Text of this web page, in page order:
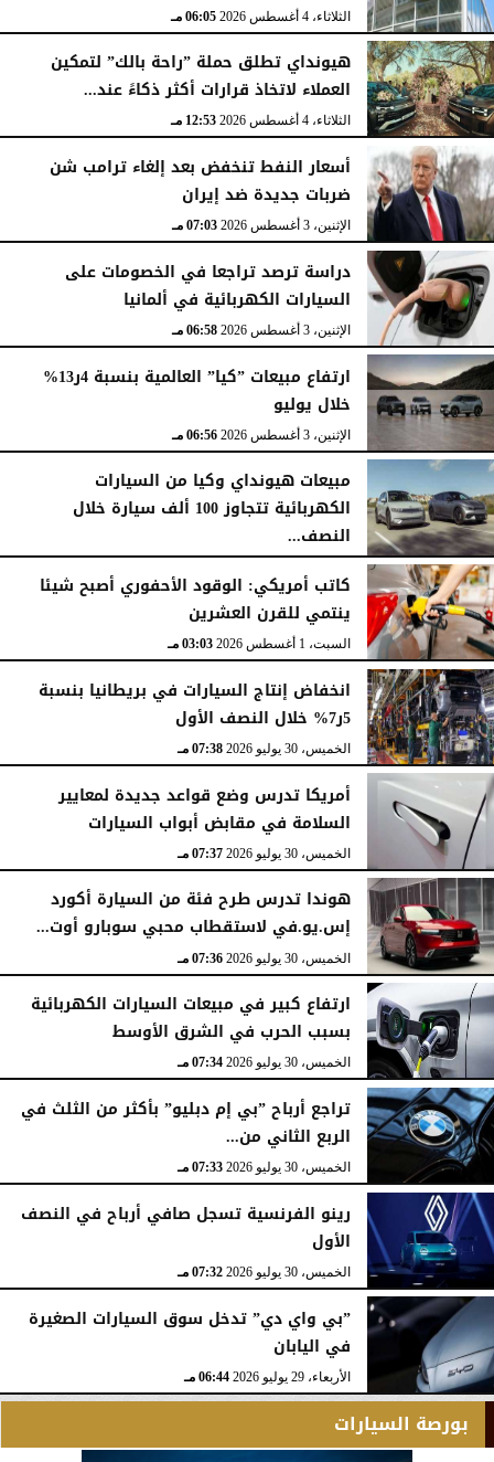
الثلاثاء، 4 أغسطس 2026 06:05 مـ
هيونداي تطلق حملة ”راحة بالك” لتمكين
العملاء لاتخاذ قرارات أكثر ذكاءً عند...
الثلاثاء، 4 أغسطس 2026 12:53 مـ
أسعار النفط تنخفض بعد إلغاء ترامب شن
ضربات جديدة ضد إيران
الإثنين، 3 أغسطس 2026 07:03 مـ
دراسة ترصد تراجعا في الخصومات على
السيارات الكهربائية في ألمانيا
الإثنين، 3 أغسطس 2026 06:58 مـ
ارتفاع مبيعات ”كيا” العالمية بنسبة 4ر13%
خلال يوليو
الإثنين، 3 أغسطس 2026 06:56 مـ
مبيعات هيونداي وكيا من السيارات
الكهربائية تتجاوز 100 ألف سيارة خلال
النصف...
الأحد، 2 أغسطس 2026 06:17 مـ
كاتب أمريكي: الوقود الأحفوري أصبح شيئا
ينتمي للقرن العشرين
السبت، 1 أغسطس 2026 03:03 مـ
انخفاض إنتاج السيارات في بريطانيا بنسبة
5ر7% خلال النصف الأول
الخميس، 30 يوليو 2026 07:38 مـ
أمريكا تدرس وضع قواعد جديدة لمعايير
السلامة في مقابض أبواب السيارات
الخميس، 30 يوليو 2026 07:37 مـ
هوندا تدرس طرح فئة من السيارة أكورد
إس.يو.في لاستقطاب محبي سوبارو أوت...
الخميس، 30 يوليو 2026 07:36 مـ
ارتفاع كبير في مبيعات السيارات الكهربائية
بسبب الحرب في الشرق الأوسط
الخميس، 30 يوليو 2026 07:34 مـ
تراجع أرباح ”بي إم دبليو” بأكثر من الثلث في
الربع الثاني من...
الخميس، 30 يوليو 2026 07:33 مـ
رينو الفرنسية تسجل صافي أرباح في النصف
الأول
الخميس، 30 يوليو 2026 07:32 مـ
”بي واي دي” تدخل سوق السيارات الصغيرة
في اليابان
الأربعاء، 29 يوليو 2026 06:44 مـ
بورصة السيارات